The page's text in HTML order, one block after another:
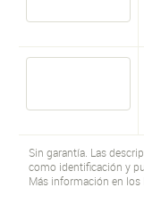
Sin garantía. Las
como identificación y
Más información en los